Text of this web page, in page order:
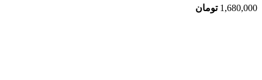
1,680,000 تومان